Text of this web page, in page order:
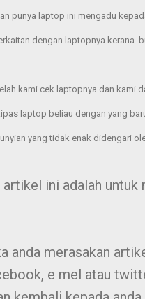
punya laptop ini mengadu
dengan laptopnya kerana
kami cek laptopnya dan kami
laptop beliau dengan yang
yang tidak enak didengari
artikel ini adalah untuk
anda merasakan
e mel atau